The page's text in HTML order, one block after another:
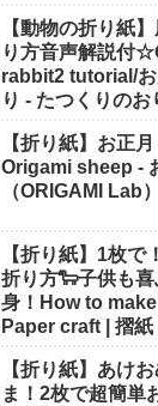
【動物の折り紙
り方音声解説付
rabbit2 tutorial/お
り - たつくりのお
【折り紙】お正
Origami sheep -
（ORIGAMI Lab）
【折り紙】1枚で
折り方🐑子供も
身！How to
Paper craft | 摺紙
【折り紙】あけ
ま！2枚で超簡単